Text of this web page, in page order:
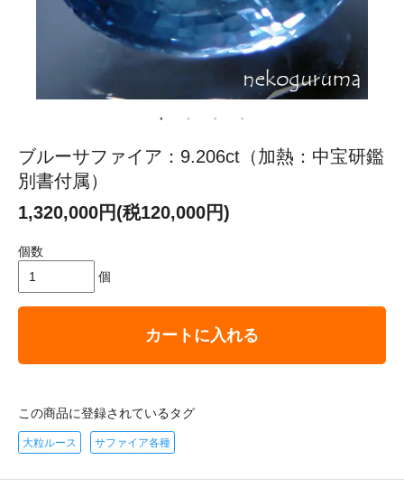
ブルーサファイア：9.206ct（加熱：中宝研鑑
別書付属）
1,320,000円(税120,000円)
個数
個
カートに入れる
この商品に登録されているタグ
大粒ルース サファイア各種